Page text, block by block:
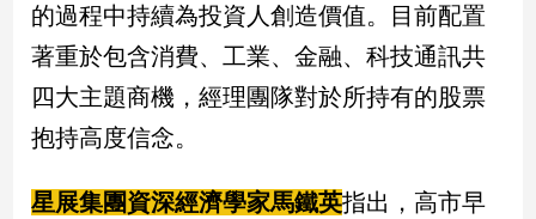
的過程中持續為投資人創造價值。目前配置
著重於包含消費、工業、金融、科技通訊共
四大主題商機，經理團隊對於所持有的股票
抱持高度信念。
星展集團資深經濟學家馬鐵英指出，高市早